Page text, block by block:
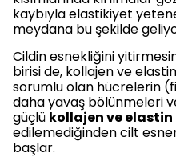
kaybıyla elastikiyet
meydana bu şekilde
Cildin esnekliğini
birisi de, kollajen ve
sorumlu olan hücrelerin
daha yavaş bölünmeleri
güçlü kollajen ve elastin
edilemediğinden cilt
başlar.